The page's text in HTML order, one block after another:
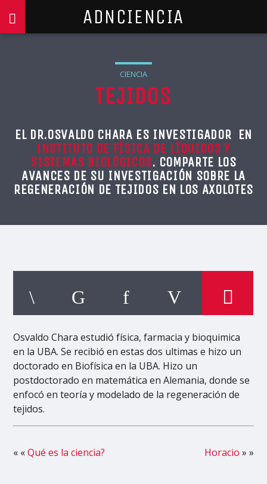
ADNCIENCIA
CIENCIA
TEJIDOS
EL DR.OSVALDO CHARA ES INVESTIGADOR EN
INSTITUTO DE FÍSICA DE LÍQUIDOS Y
SISTEMAS BIOLÓGICOS. COMPARTE LOS
AVANCES DE SU INVESTIGACIÓN SOBRE LA
REGENERACIÓN DE TEJIDOS EN LOS AXOLOTES
Osvaldo Chara estudió física, farmacia y bioquimica
en la UBA. Se recibió en estas dos ultimas e hizo un
doctorado en Biofísica en la UBA. Hizo un
postdoctorado en matemática en Alemania, donde se
enfocó en teoría y modelado de la regeneración de
tejidos.
« «Qué es la ciencia? Horacio » »